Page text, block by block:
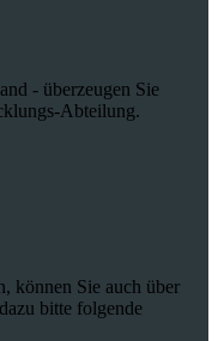
- überzeugen Sie
Abteilung.
können Sie auch über
bitte folgende